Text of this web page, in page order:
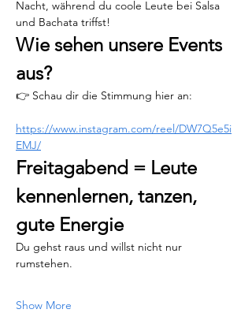
Nacht, während du coole Leute bei Salsa
und Bachata triffst!
Wie sehen unsere Events
aus?
👉 Schau dir die Stimmung hier an:
https://www.instagram.com/reel/DW7Q5e5i
EMJ/
Freitagabend = Leute
kennenlernen, tanzen,
gute Energie
Du gehst raus und willst nicht nur
rumstehen.
Show More